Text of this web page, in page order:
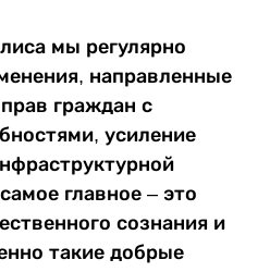
мы регулярно
направленные
граждан с
усиление
главное – это
сознания и
такие добрые